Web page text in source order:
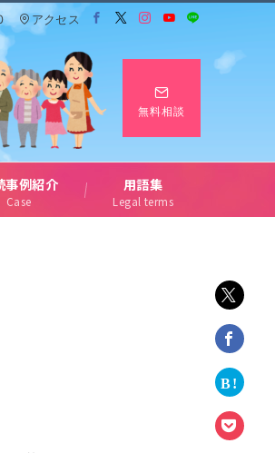
アクセス
無料相談
事例紹介
Case
用語集
Legal terms